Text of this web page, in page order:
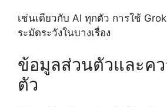
เช่นเดียวกับ AI ทุกตัว การใช้
ระมัดระวังในบางเรื่อง
ข้อมูลส่วนตัวและค
ตัว